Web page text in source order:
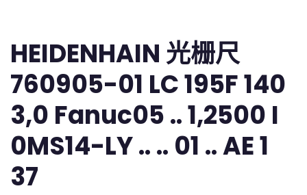
HEIDENHAIN 光栅尺
760905-01 LC 195F 140
3,0 Fanuc05 .. 1,2500 I
0MS14-LY .. .. 01 .. AE 1
37